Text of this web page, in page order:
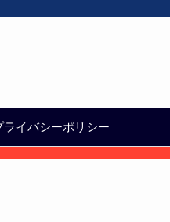
ライバシーポリシー